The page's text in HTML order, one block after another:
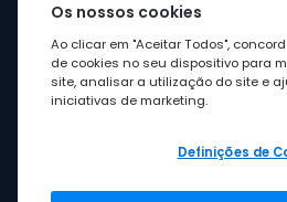
A Moloni faz parte dogrupo
Os nossos cookies
Ao clicar em "Aceitar Todos",
de cookies no seu dispositivo para
site, analisar a utilização do site e
iniciativas de marketing.
Definições de